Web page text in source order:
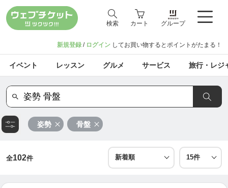
検索 カート グループ
新規登録 / ログイン してお買い物するとポイントがたまる！
イベント レッスン グルメ サービス 旅行・レジ
姿勢 骨盤
全102件